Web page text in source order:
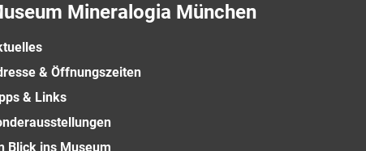
Mineralogia München
& Öffnungszeiten
& Links
Blick ins Museum